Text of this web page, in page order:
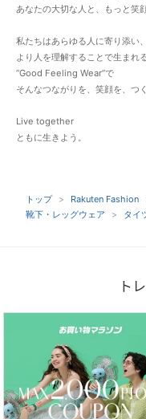
あなたの大切な人と、もっと笑
私たちはあらゆる人に寄り添い、
より人を理解することで生まれ
“Good Feeling Wear”で
そんなつながりを、笑顔を、つ
Live together
ともに生きよう。
トップ Rakuten Fashion
靴下・レッグウェア
タイ
ト